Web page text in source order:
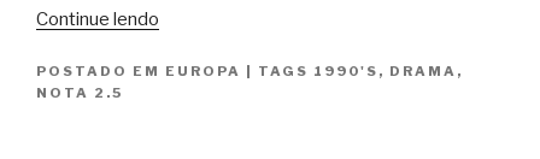
Continue lendo
POSTADO EM EUROPA TAGS 1990'S , DRAMA ,
NOTA 2.5